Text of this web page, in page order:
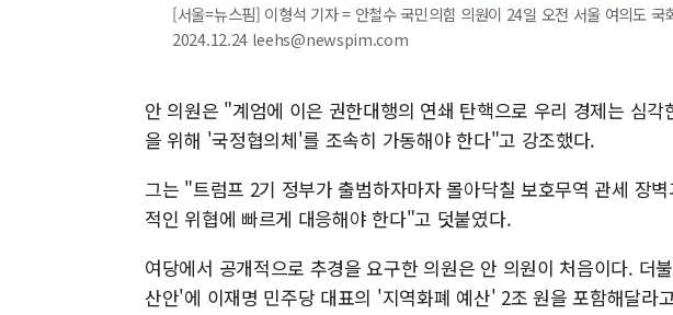
[서울=뉴스핌] 이형석 기자 = 안철수 국민의힘 의원이 24일 오전 서울 여의도 국
2024.12.24 leehs@newspim.com
안 의원은 "계엄에 이은 권한대행의 연쇄 탄핵으로 우리 경제는 심
을 위해 '국정협의체'를 조속히 가동해야 한다"고 강조했다.
그는 "트럼프 2기 정부가 출범하자마자 몰아닥칠 보호무역 관세 장
적인 위협에 빠르게 대응해야 한다"고 덧붙였다.
여당에서 공개적으로 추경을 요구한 의원은 안 의원이 처음이다. 더
산안'에 이재명 민주당 대표의 '지역화폐 예산' 2조 원을 포함해달라